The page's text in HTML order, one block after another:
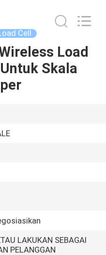
Cell
Load
Skala
LAKUKAN SEBAGAI
PELANGGAN